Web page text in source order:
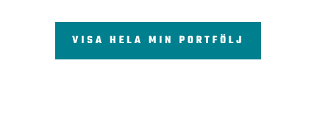
VISA HELA MIN PORTFÖLJ